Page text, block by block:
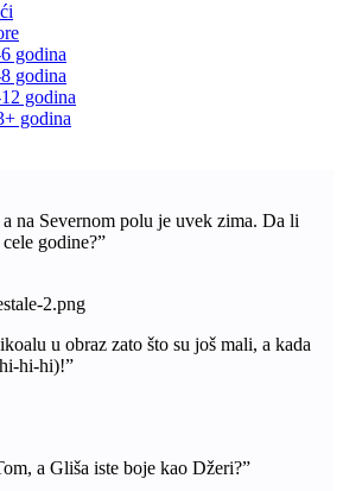
godina
godina
godina
godina
na Severnom polu je uvek zima. Da li
godine?”
u obraz zato što su još mali, a kada
hi-hi)!”
a Gliša iste boje kao Džeri?”